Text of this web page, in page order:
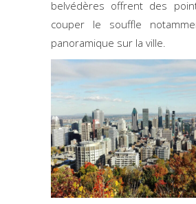
belvédères offrent des
couper le souffle
panoramique sur la ville.